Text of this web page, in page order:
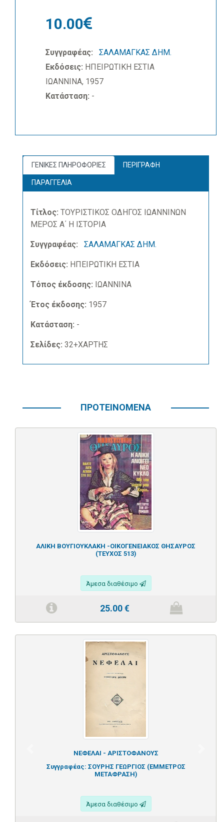
10.00
Συγγραφέας:
ΣΑΛΑΜΑΓΚΑΣ ΔΗΜ.
Εκδόσεις: ΗΠΕΙΡΩΤΙΚΗ ΕΣΤΙΑ
ΙΩΑΝΝΙΝΑ, 1957
Κατάσταση: -
ΓΕΝΙΚΕΣ ΠΛΗΡΟΦΟΡΙΕΣ ΠΕΡΙΓΡΑΦΗ
ΠΑΡΑΓΓΕΛΙΑ
Τίτλος: ΤΟΥΡΙΣΤΙΚΟΣ ΟΔΗΓΟΣ ΙΩΑΝΝΙΝΩΝ
ΜΕΡΟΣ Α΄ Η ΙΣΤΟΡΙΑ
Συγγραφέας: ΣΑΛΑΜΑΓΚΑΣ ΔΗΜ.
Εκδόσεις: ΗΠΕΙΡΩΤΙΚΗ ΕΣΤΙΑ
Τόπος έκδοσης: ΙΩΑΝΝΙΝΑ
Έτος έκδοσης: 1957
Κατάσταση: -
Σελίδες: 32+ΧΑΡΤΗΣ
ΠΡΟΤΕΙΝΟΜΕΝΑ
ΑΛΙΚΗ ΒΟΥΓΙΟΥΚΛΑΚΗ -ΟΙΚΟΓΕΝΕΙΑΚΟΣ ΘΗΣΑΥΡΟΣ
(ΤΕΥΧΟΣ 513)
Άμεσα διαθέσιμο
25.00€
ΝΕΦΕΛΑΙ - ΑΡΙΣΤΟΦΑΝΟΥΣ
Συγγραφέας: ΣΟΥΡΗΣ ΓΕΩΡΓΙΟΣ (ΕΜΜΕΤΡΟΣ
ΜΕΤΑΦΡΑΣΗ)
Άμεσα διαθέσιμο